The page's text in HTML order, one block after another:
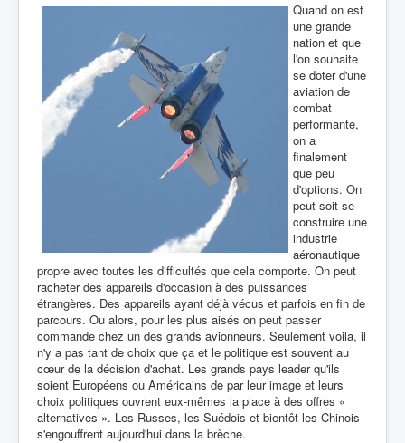
Quand on est
une grande
nation et que
l'on souhaite
se doter d'une
aviation de
combat
performante,
on a
finalement
que peu
d'options. On
peut soit se
construire une
industrie
aéronautique
propre avec toutes les difficultés que cela comporte. On peut
racheter des appareils d'occasion à des puissances
étrangères. Des appareils ayant déjà vécus et parfois en fin de
parcours. Ou alors, pour les plus aisés on peut passer
commande chez un des grands avionneurs. Seulement voila, il
n'y a pas tant de choix que ça et le politique est souvent au
cœur de la décision d'achat. Les grands pays leader qu'ils
soient Européens ou Américains de par leur image et leurs
choix politiques ouvrent eux-mêmes la place à des offres «
alternatives ». Les Russes, les Suédois et bientôt les Chinois
s'engouffrent aujourd'hui dans la brèche.